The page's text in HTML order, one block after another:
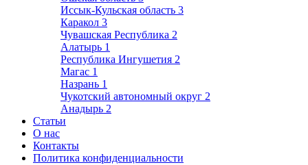
Иссык-Кульская область 3
Каракол 3
Чувашская Республика 2
Алатырь 1
Республика Ингушетия 2
Магас 1
Назрань 1
Чукотский автономный округ 2
Анадырь 2
Статьи
О нас
Контакты
Политика конфиденциальности